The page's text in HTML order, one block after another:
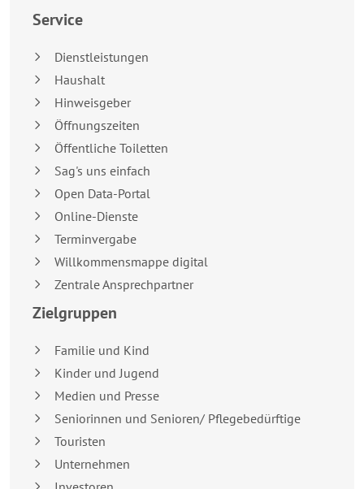
Service
Dienstleistungen
Haushalt
Hinweisgeber
Öffnungszeiten
Öffentliche Toiletten
Sag's uns einfach
Open Data-Portal
Online-Dienste
Terminvergabe
Willkommensmappe digital
Zentrale Ansprechpartner
Zielgruppen
Familie und Kind
Kinder und Jugend
Medien und Presse
Seniorinnen und Senioren/ Pflegebedürftige
Touristen
Unternehmen